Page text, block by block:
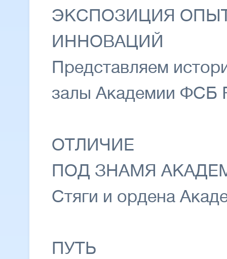
ЭКСПОЗИЦИЯ
ИННОВАЦИЙ
Представляем
залы Академии ФСБ
ОТЛИЧИЕ
ПОД ЗНАМЯ
Стяги и ордена
ПУТЬ